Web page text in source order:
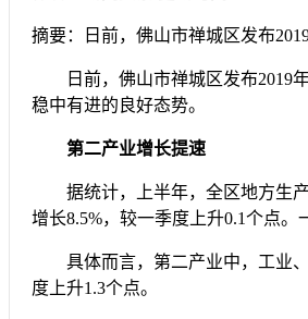
摘要： 日前，佛山市禅城区发布
日前，佛山市禅城区发布2019
稳中有进的良好态势。
第二产业增长提速
据统计，上半年，全区地方生产
增长8.5%，较一季度上升0.1个点。
具体而言，第二产业中，工业、
度上升1.3个点。